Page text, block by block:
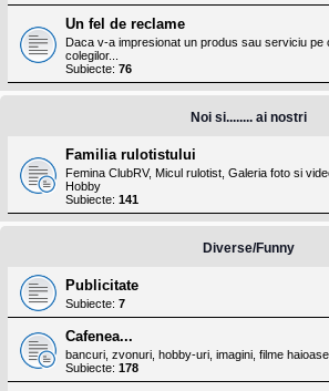
Un fel de reclame
Daca v-a impresionat un produs sau serviciu pe
colegilor...
Subiecte: 76
Noi si........ ai nostri
Familia rulotistului
Femina ClubRV, Micul rulotist, Galeria foto si
Hobby
Subiecte: 141
Diverse/Funny
Publicitate
Subiecte: 7
Cafenea...
bancuri, zvonuri, hobby-uri, imagini, filme
Subiecte: 178